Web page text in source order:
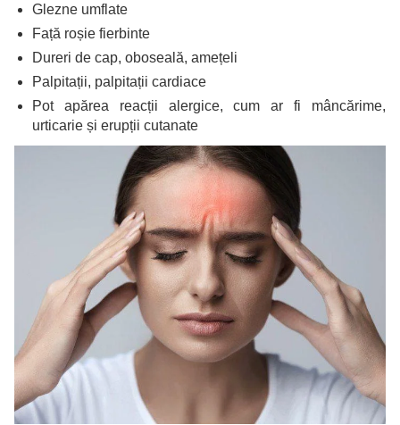
Glezne umflate
Față roșie fierbinte
Dureri de cap, oboseală, amețeli
Palpitații, palpitații cardiace
Pot apărea reacții alergice, cum ar fi mâncărime,
urticarie și erupții cutanate